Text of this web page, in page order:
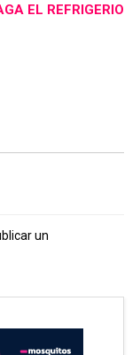
EL REFRIGERIO
un